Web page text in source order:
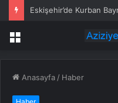
Eskişehir’de Kurban
Menü
Anasayfa / Haber